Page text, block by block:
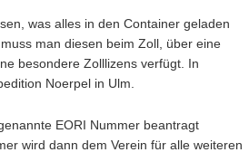
was alles in den Container geladen
man diesen beim Zoll, über eine
besondere Zolllizens verfügt. In
Noerpel in Ulm.
EORI Nummer beantragt
wird dann dem Verein für alle weiteren